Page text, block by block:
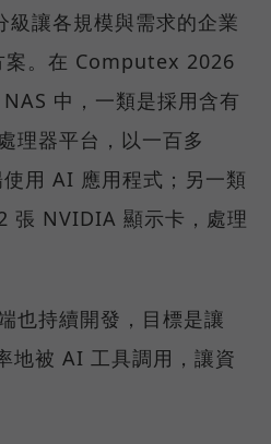
讓各規模與需求的企業
案。在 Computex 2026
中，一類是採用含有
理器平台，以一百多
用 AI 應用程式；另一類
張 NVIDIA 顯示卡，處理
也持續開發，目標是讓
地被 AI 工具調用，讓資